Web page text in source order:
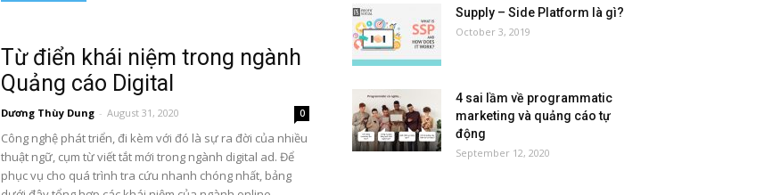
Từ điển khái niệm trong ngành
Quảng cáo Digital
Dương Thùy Dung - August 31, 2020 0
Công nghệ phát triển, đi kèm với đó là sự ra đời của nhiều
thuật ngữ, cụm từ viết tắt mới trong ngành digital ad. Để
phục vụ cho quá trình tra cứu nhanh chóng nhất, bảng
Supply – Side Platform là gì?
October 3, 2019
4 sai lầm về programmatic
marketing và quảng cáo tự
động
September 12, 2020